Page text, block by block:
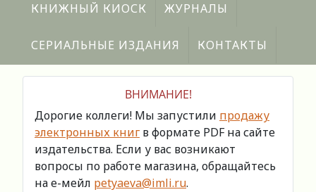
КНИЖНЫЙ КИОСК ЖУРНАЛЫ
СЕРИАЛЬНЫЕ ИЗДАНИЯ КОНТАКТЫ
ВНИМАНИЕ!
Дорогие коллеги! Мы запустили продажу
электронных книг в формате PDF на сайте
издательства. Если у вас возникают
вопросы по работе магазина, обращайтесь
на е-мейл petyaeva@imli.ru.